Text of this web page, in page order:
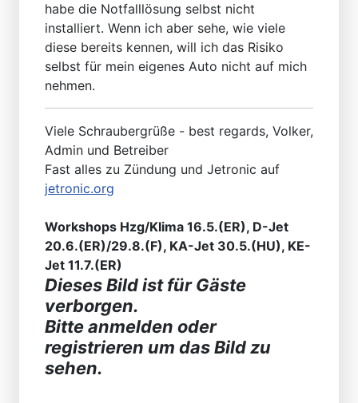
habe die Notfalllösung selbst nicht
installiert. Wenn ich aber sehe, wie viele
diese bereits kennen, will ich das Risiko
selbst für mein eigenes Auto nicht auf mich
nehmen.
Viele Schraubergrüße - best regards, Volker,
Admin und Betreiber
Fast alles zu Zündung und Jetronic auf
jetronic.org
Workshops Hzg/Klima 16.5.(ER), D-Jet
20.6.(ER)/29.8.(F), KA-Jet 30.5.(HU), KE-
Jet 11.7.(ER)
Dieses Bild ist für Gäste
verborgen.
Bitte anmelden oder
registrieren um das Bild zu
sehen.